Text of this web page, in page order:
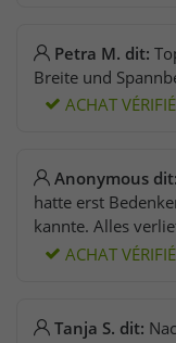
Petra M. dit:
Breite und
ACHAT VÉRIFIÉ
Anonymous dit:
hatte erst
kannte. Alles
ACHAT VÉRIFIÉ
Tanja S. dit: